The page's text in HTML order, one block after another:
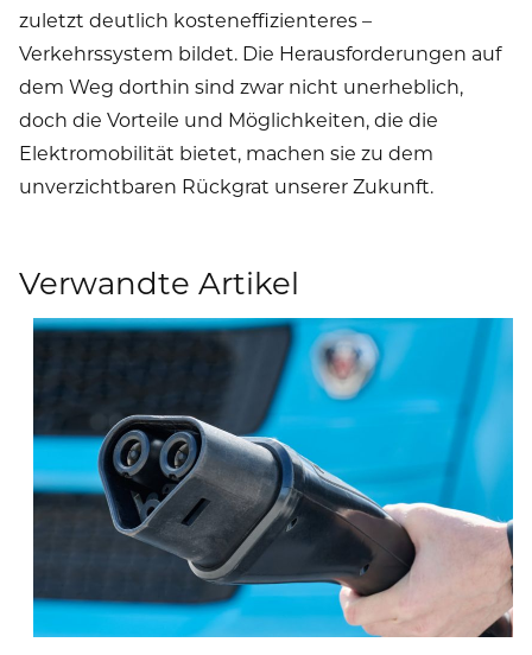
zuletzt deutlich kosteneffizienteres –
Verkehrssystem bildet. Die Herausforderungen auf
dem Weg dorthin sind zwar nicht unerheblich,
doch die Vorteile und Möglichkeiten, die die
Elektromobilität bietet, machen sie zu dem
unverzichtbaren Rückgrat unserer Zukunft.
Verwandte Artikel